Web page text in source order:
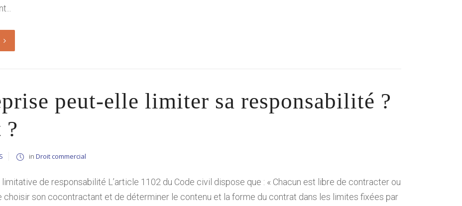
peut-elle limiter sa responsabilité ?
?
in Droit commercial
de responsabilité L’article 1102 du Code civil dispose que : « Chacun est libre de contracter ou
choisir son cocontractant et de déterminer le contenu et la forme du contrat dans les limites fixées par